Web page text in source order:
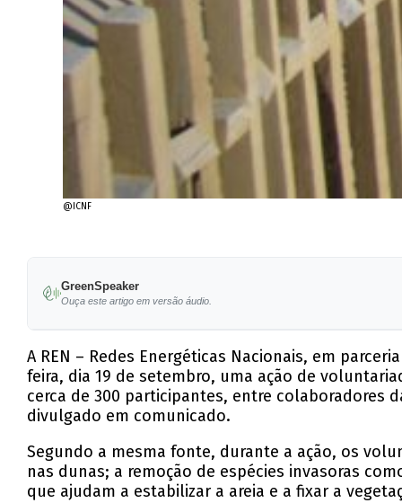
@ICNF
GreenSpeaker
Ouça este artigo em versão áudio.
A REN – Redes Energéticas Nacionais, em
feira, dia 19 de setembro, uma ação de
cerca de 300 participantes, entre colaboradores
divulgado em comunicado.
Segundo a mesma fonte, durante a ação, os
nas dunas; a remoção de espécies invasoras
que ajudam a estabilizar a areia e a fixar a